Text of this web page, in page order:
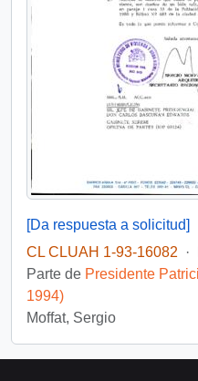
[Da respuesta a solicitud]
CL CLUAH 1-93-16082
·
Parte de Presidente
1994)
Moffat, Sergio